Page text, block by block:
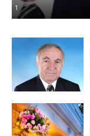
Gjin Musa